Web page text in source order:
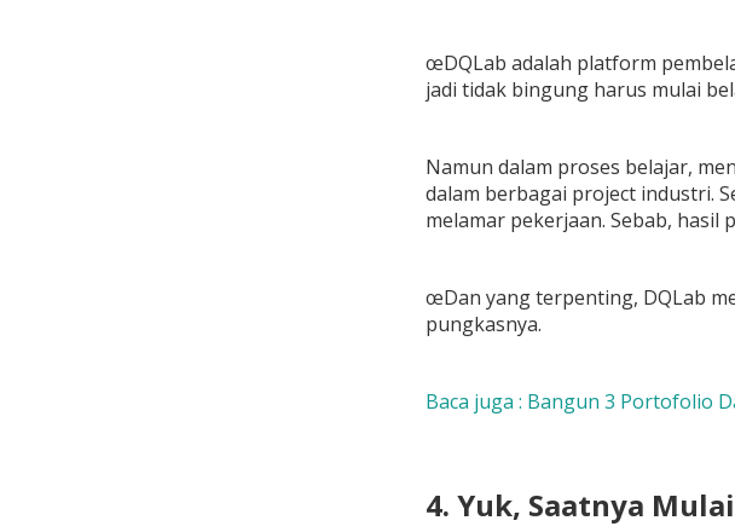
œDQLab adalah platform
jadi tidak bingung harus mulai
Namun dalam proses belajar,
dalam berbagai project industri.
melamar pekerjaan. Sebab,
œDan yang terpenting, DQLab
pungkasnya.
Baca juga : Bangun 3 Portofolio
4. Yuk, Saatnya